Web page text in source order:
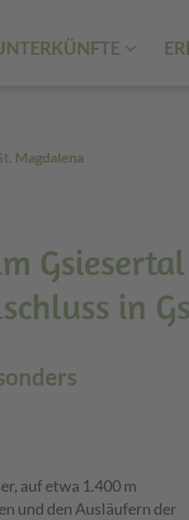
Magdalena
in
auf etwa 1.400 m
und den Ausläufern der